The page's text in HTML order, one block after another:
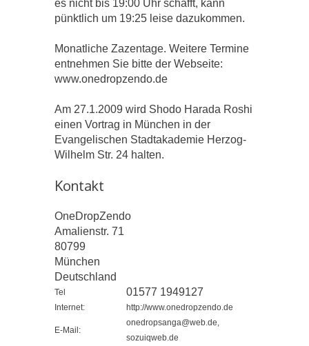
es nicht bis 19:00 Uhr schafft, kann
pünktlich um 19:25 leise dazukommen.
Monatliche Zazentage. Weitere Termine
entnehmen Sie bitte der Webseite:
www.onedropzendo.de
Am 27.1.2009 wird Shodo Harada Roshi
einen Vortrag in München in der
Evangelischen Stadtakademie Herzog-
Wilhelm Str. 24 halten.
Kontakt
OneDropZendo
Amalienstr. 71
80799
München
Deutschland
Tel 01577 1949127
Internet: http://www.onedropzendo.de
E-Mail:
onedropsanga@web.de,
sozuiqweb.de